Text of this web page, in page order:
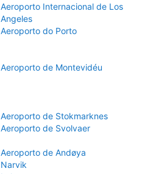
Aeroporto Internacional de Los
Angeles
Aeroporto do Porto
Aeroporto de Montevidéu
Aeroporto de Stokmarknes
Aeroporto de Svolvaer
Aeroporto de Andøya
Narvik